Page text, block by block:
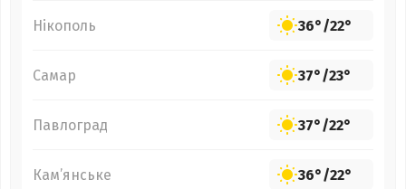
Нікополь 36°/22°
Самар 37°/23°
Павлоград 37°/22°
Кам’янське 36°/22°